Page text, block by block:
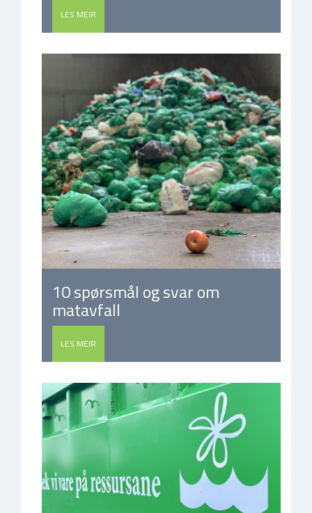
LES MEIR
10 spørsmål og svar om
matavfall
LES MEIR